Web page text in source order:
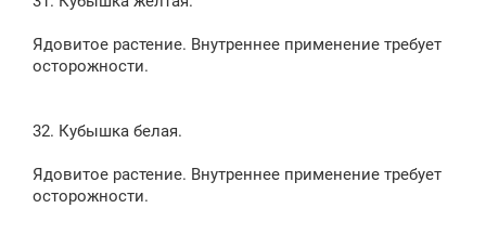
Ядовитое растение. Внутреннее применение требует
осторожности.
32. Кубышка белая.
Ядовитое растение. Внутреннее применение требует
осторожности.